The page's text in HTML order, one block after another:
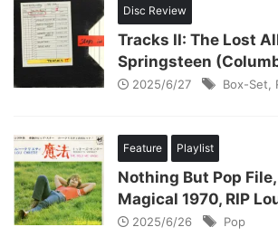
Disc Review
Tracks II: The Lost
Springsteen
2025/6/27 Box-Set
Feature Playlist
Nothing But Pop
Magical 1970, RIP
2025/6/26 Pop